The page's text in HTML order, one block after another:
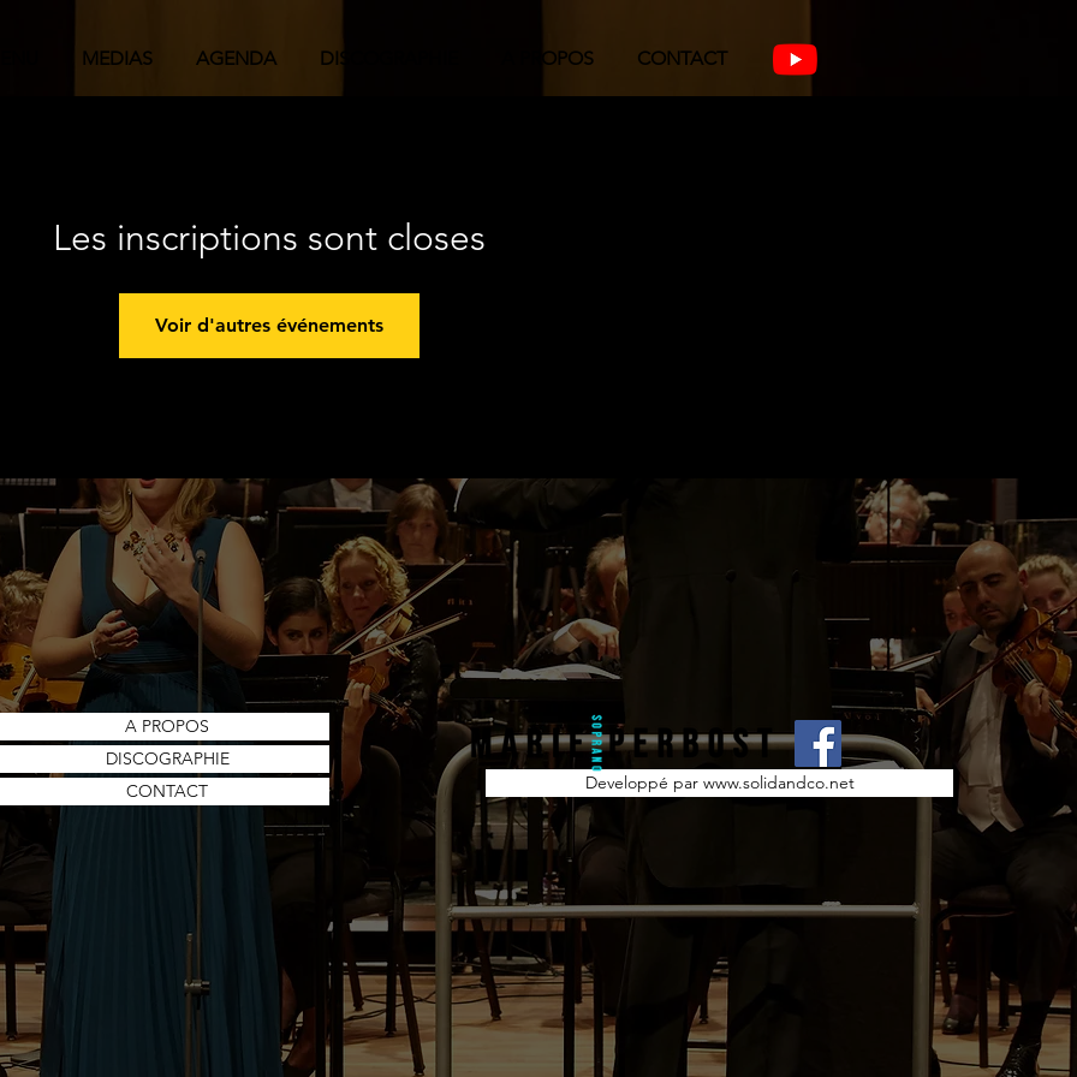
MEDIAS AGENDA DISCOGRAPHIE A PROPOS CONTACT
Les inscriptions sont closes
Voir d'autres événements
A PROPOS
DISCOGRAPHIE
CONTACT
Developpé par www.solidandco.net